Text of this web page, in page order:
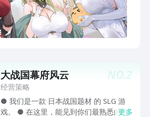
NO.2
大战国幕府风云
经营策略
● 我们是一款 日本战国题材 的 SLG 游
戏。 ● 在这里，能见到你们最熟悉的日
更多